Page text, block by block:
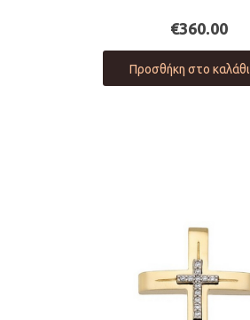
€360.00
Προσθήκη στο καλάθι